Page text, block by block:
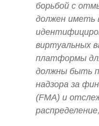
борьбой с
должен иметь
виртуальных
платформы
должны быть
надзора за
(FMA) и